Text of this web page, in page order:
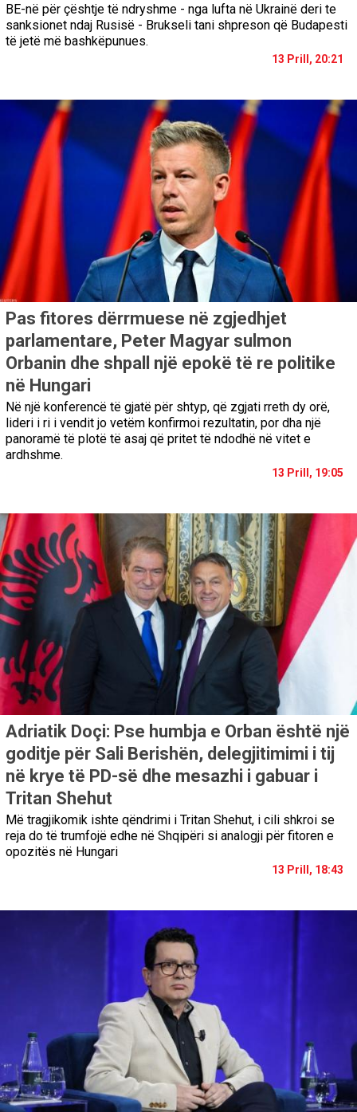
BE-në për çështje të ndryshme - nga lufta në Ukrainë deri te
sanksionet ndaj Rusisë - Brukseli tani shpreson që Budapesti
të jetë më bashkëpunues.
13 Prill, 20:21
Pas fitores dërrmuese në zgjedhjet
parlamentare, Peter Magyar sulmon
Orbanin dhe shpall një epokë të re politike
në Hungari
Në një konferencë të gjatë për shtyp, që zgjati rreth dy orë,
lideri i ri i vendit jo vetëm konfirmoi rezultatin, por dha një
panoramë të plotë të asaj që pritet të ndodhë në vitet e
ardhshme.
13 Prill, 19:05
Adriatik Doçi: Pse humbja e Orban është një
goditje për Sali Berishën, delegjitimimi i tij
në krye të PD-së dhe mesazhi i gabuar i
Tritan Shehut
Më tragjikomik ishte qëndrimi i Tritan Shehut, i cili shkroi se
reja do të trumfojë edhe në Shqipëri si analogji për fitoren e
opozitës në Hungari
13 Prill, 18:43